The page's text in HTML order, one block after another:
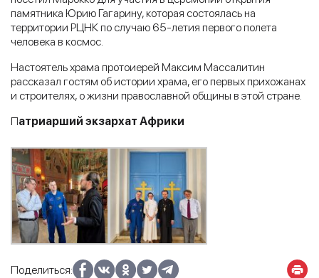
памятника Юрию Гагарину, которая состоялась на
территории РЦНК по случаю 65-летия первого полета
человека в космос.
Настоятель храма протоиерей Максим Массалитин
рассказал гостям об истории храма, его первых прихожанах
и строителях, о жизни православной общины в этой стране.
Патриарший экзархат Африки
Поделиться: